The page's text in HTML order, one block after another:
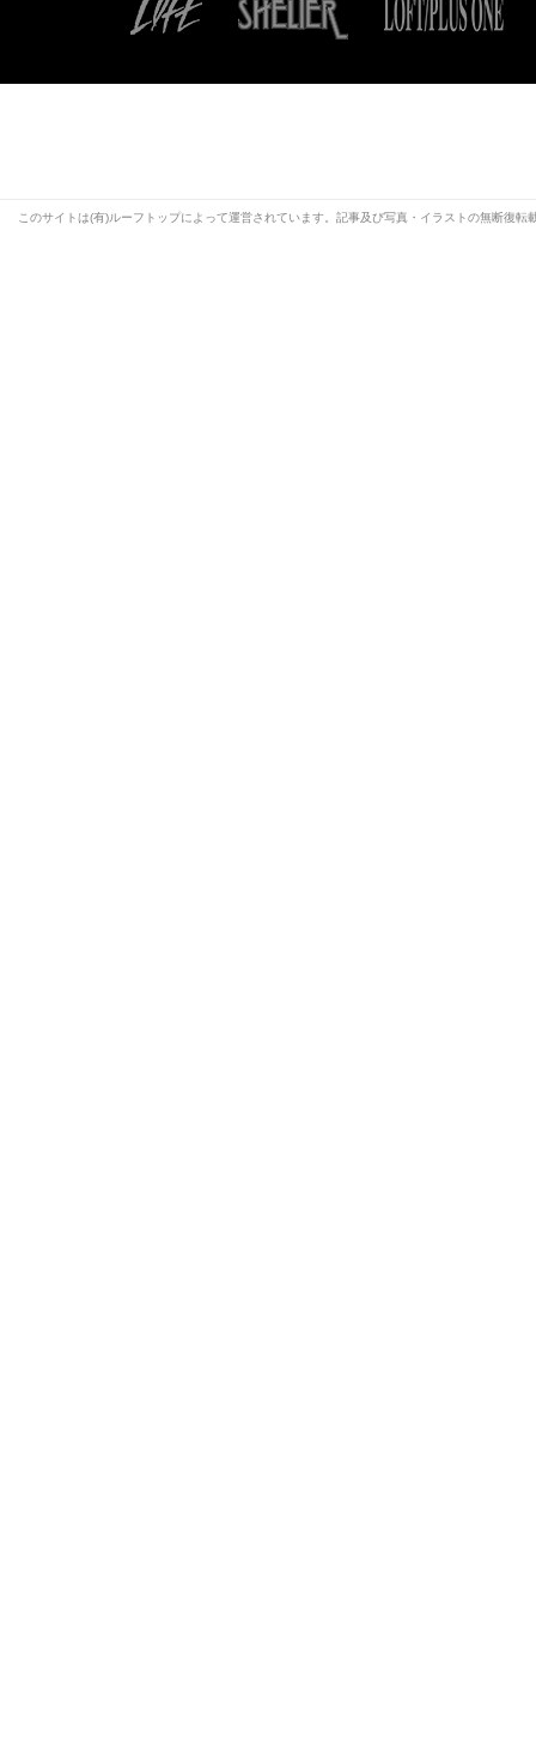
このサイトは(有)ルーフトップによって運営されています。記事及び写真・イラストの無断復転